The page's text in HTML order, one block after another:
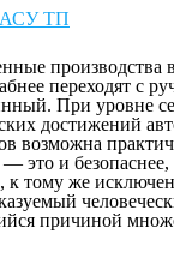
ТП
производства
переходят с
При уровне
достижений
возможна
— это и
к тому же исключен
причиной